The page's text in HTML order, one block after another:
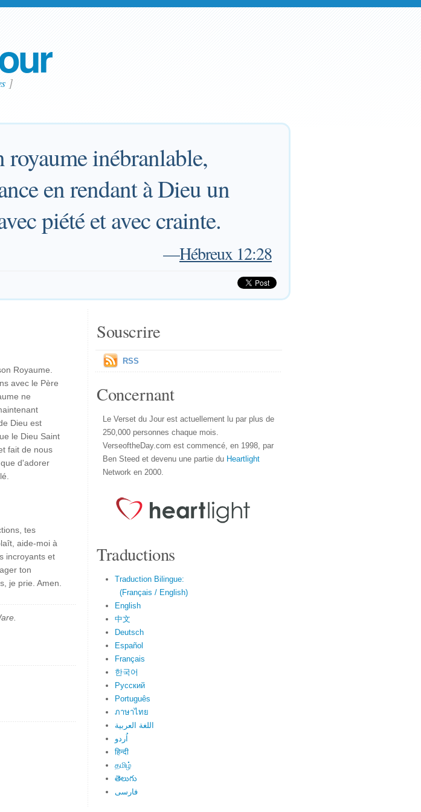
]
inébranlable,
en rendant à Dieu un
piété et avec crainte.
—Hébreux 12:28
Royaume.
avec le Père
ne
Dieu est
le Dieu Saint
fait de nous
d'adorer
tes
aide-moi à
incroyants et
ton
je prie. Amen.
Souscrire
RSS
Concernant
Le Verset du Jour est actuellement lu par plus de
250,000 personnes chaque mois.
VerseoftheDay.com est commencé, en 1998, par
Ben Steed et devenu une partie du Heartlight
Network en 2000.
Traductions
Traduction Bilingue:
(Français / English)
English
中文
Deutsch
Español
Français
한국어
Русский
Português
ภาษาไทย
اللغة العربية
اُردو
हिन्दी
தமிழ்
తెలుగు
فارسی